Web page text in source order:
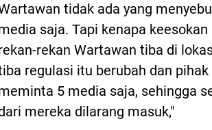
tidak ada yang
saja. Tapi kenapa
rekan Wartawan tiba di
regulasi itu berubah dan pihak
5 media saja, sehingga
mereka dilarang masuk,"